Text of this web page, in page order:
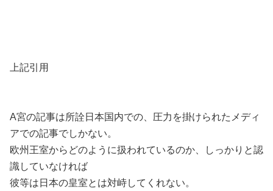
上記引用
A宮の記事は所詮日本国内での、圧力を掛けられたメディ
アでの記事でしかない。
欧州王室からどのように扱われているのか、しっかりと認
識していなければ
彼等は日本の皇室とは対峙してくれない。